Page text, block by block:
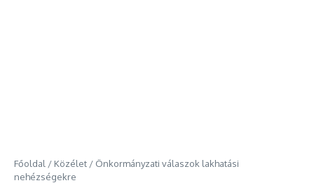
Főoldal / Közélet / Önkormányzati válaszok lakhatási
nehézségekre